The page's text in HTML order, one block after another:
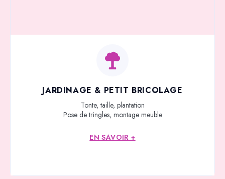
JARDINAGE & PETIT BRICOLAGE
Tonte, taille, plantation
Pose de tringles, montage meuble
EN SAVOIR +